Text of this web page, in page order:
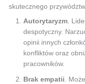
skutecznego
Autorytaryzm.
despotyczny.
opinii innych
konfliktów oraz
pracowników.
Brak empatii .